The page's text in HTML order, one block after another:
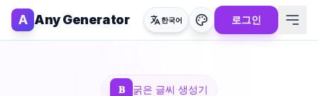
A Any Generator 한국어 로그인
𝐁 굵은 글씨 생성기